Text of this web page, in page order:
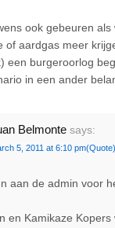
ook gebeuren als
of aardgas meer
een burgeroorlog
in een ander
Belmonte says:
5, 2011 at 6:10 pm(Quote)
aan de admin voor
en Kamikaze